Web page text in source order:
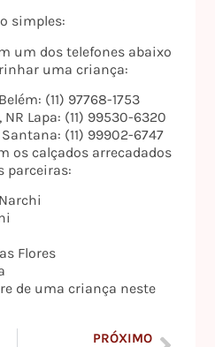
simples:
um dos telefones abaixo
uma criança:
(11) 97768-1753
Lapa: (11) 99530-6320
(11) 99902-6747
os calçados arrecadados
parceiras:
Flores
de uma criança neste
PRÓXIMO